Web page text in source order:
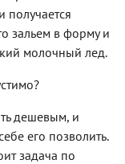
получается
зальем в форму и
молочный лед.
дешевым, и
его позволить.
задача по